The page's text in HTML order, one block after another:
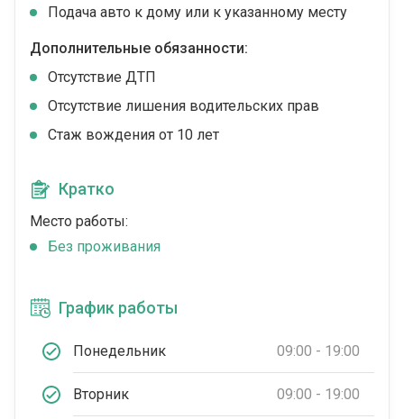
Подача авто к дому или к указанному месту
Дополнительные обязанности:
Отсутствие ДТП
Отсутствие лишения водительских прав
Стаж вождения от 10 лет
Кратко
Место работы:
Без проживания
График работы
Понедельник 09:00 - 19:00
Вторник 09:00 - 19:00